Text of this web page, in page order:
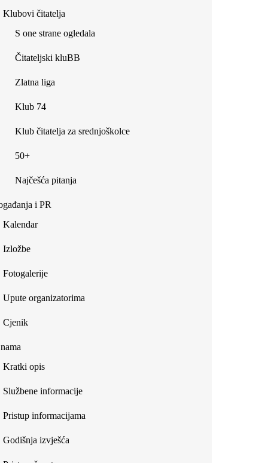
Klubovi čitatelja
S one strane ogledala
Čitateljski kluBB
Zlatna liga
Klub 74
Klub čitatelja za srednjoškolce
50+
Najčešća pitanja
i PR
Kalendar
Izložbe
Fotogalerije
Upute organizatorima
Cjenik
Kratki opis
Službene informacije
Pristup informacijama
Godišnja izvješća